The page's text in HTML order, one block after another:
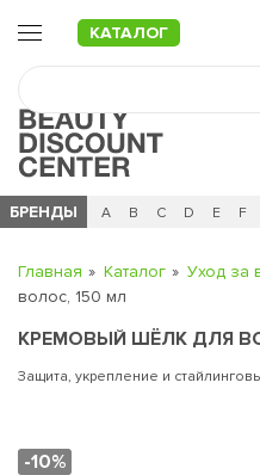
КАТАЛОГ
БРЕНДЫ
Ч 0 - 9 A B C D E F
Главная Каталог Уход за
волос, 150 мл
КРЕМОВЫЙ ШЁЛК ДЛЯ
Защита, укрепление и
-10%